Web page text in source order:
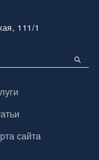
111/1
сайта